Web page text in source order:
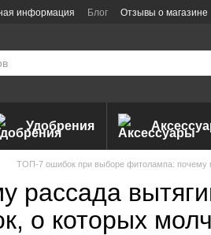
информация Блог Отзывы о магазине
Удобрения
ТОП-7 ошибок при выборе фитолампа: почему
рассада
о которых